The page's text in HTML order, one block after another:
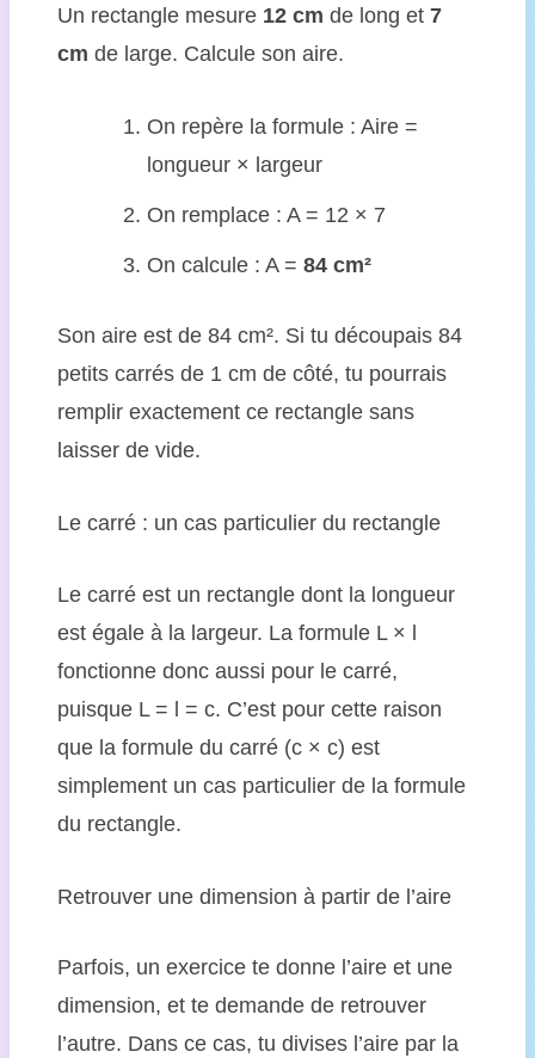
Un rectangle mesure 12 cm de long et 7
cm de large. Calcule son aire.
On repère la formule : Aire =
longueur × largeur
On remplace : A = 12 × 7
On calcule : A = 84 cm²
Son aire est de 84 cm². Si tu découpais 84
petits carrés de 1 cm de côté, tu pourrais
remplir exactement ce rectangle sans
laisser de vide.
Le carré : un cas particulier du rectangle
Le carré est un rectangle dont la longueur
est égale à la largeur. La formule L × l
fonctionne donc aussi pour le carré,
puisque L = l = c. C’est pour cette raison
que la formule du carré (c × c) est
simplement un cas particulier de la formule
du rectangle.
Retrouver une dimension à partir de l’aire
Parfois, un exercice te donne l’aire et une
dimension, et te demande de retrouver
l’autre. Dans ce cas, tu divises l’aire par la